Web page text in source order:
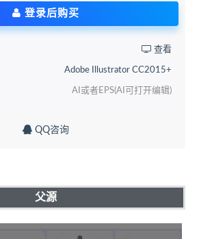
登录后购买
查看
Adobe Illustrator CC2015+
AI或者EPS(AI可打开编辑)
QQ咨询
父源